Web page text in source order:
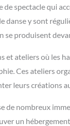
spectacle qui
danse y sont
produisent
et ateliers où les
Ces ateliers
leurs créations
nombreux
un